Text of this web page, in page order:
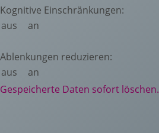
Kognitive Einschränkungen:
aus
an
Ablenkungen reduzieren:
aus
an
Gespeicherte Daten sofort löschen.